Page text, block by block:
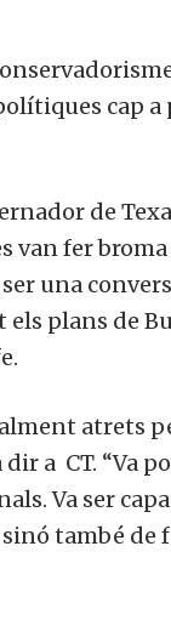
cap
de
van fer
una
plans de
atrets
dir a CT. “Va
Va ser
també de